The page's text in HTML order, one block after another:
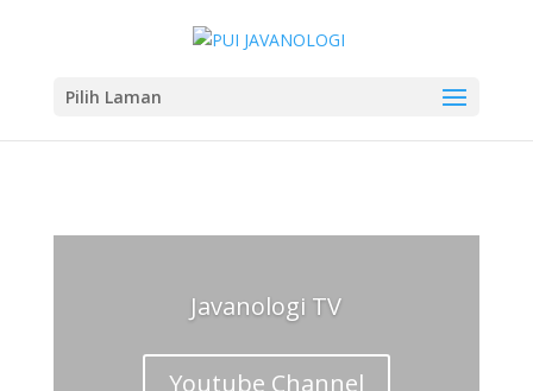
Pilih Laman
Javanologi TV
Youtube Channel